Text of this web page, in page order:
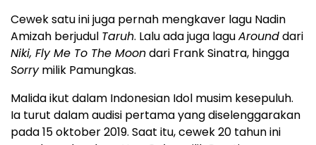
Cewek satu ini juga pernah mengkaver lagu Nadin
Amizah berjudul Taruh. Lalu ada juga laguArounddari
Niki, Fly Me To The Moondari Frank Sinatra, hingga
Sorrymilik Pamungkas.
Malida ikut dalam Indonesian Idol musim kesepuluh.
Ia turut dalam audisi pertama yang diselenggarakan
pada 15 oktober 2019. Saat itu, cewek 20 tahun ini